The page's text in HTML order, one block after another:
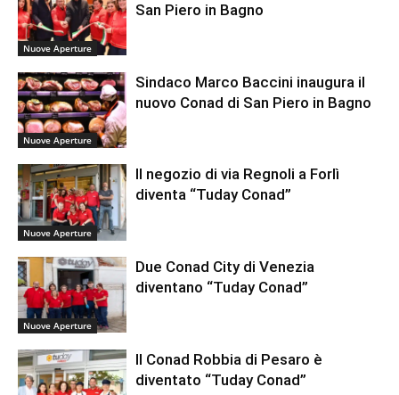
Nuove Aperture
San Piero in Bagno
Nuove Aperture
Sindaco Marco Baccini inaugura il
nuovo Conad di San Piero in Bagno
Nuove Aperture
Il negozio di via Regnoli a Forlì
diventa “Tuday Conad”
Nuove Aperture
Due Conad City di Venezia
diventano “Tuday Conad”
Il Conad Robbia di Pesaro è
diventato “Tuday Conad”